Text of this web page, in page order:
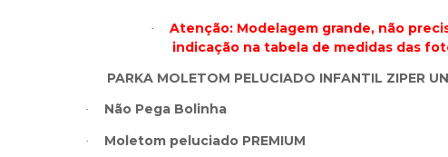
·
Atenção: Modelagem grande, não
indicação na tabela de medidas das
PARKA MOLETOM PELUCIADO INFANTIL ZIPER
· Não Pega Bolinha
· Moletom peluciado PREMIUM